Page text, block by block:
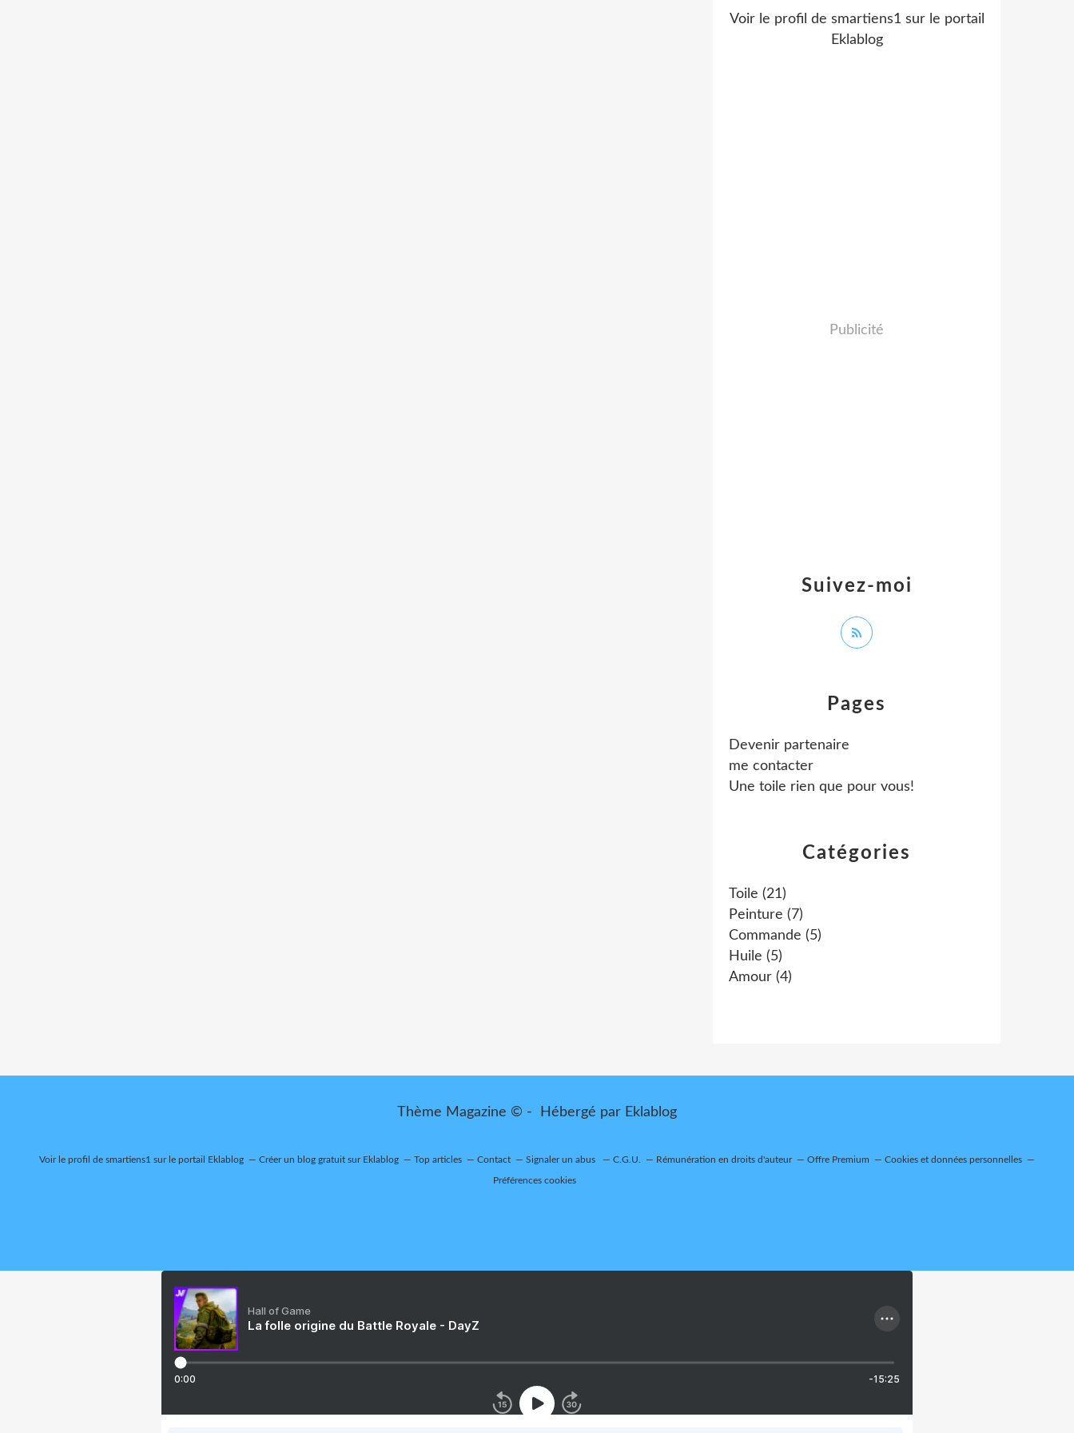
Catégories
Toile (21)
Peinture (7)
Commande (5)
Huile (5)
Amour (4)
Pages
Devenir partenaire
me contacter
Une toile rien que pour vous!
Suivez-moi
Voir le profil de smartiens1sur le portail
Eklablog
Publicité
Thème Magazine © - Hébergé par Eklablog
Voir le profil de smartiens1 sur le portail Eklablog Créer un blog gratuit sur Eklablog Top articles Contact Signaler un abus C.G.U. Rémunération en droits d'auteur Offre Premium Cookies et données personnelles
Préférences cookies
Hall of Game
La folle origine du Battle Royale - DayZ
0:00 -15:25